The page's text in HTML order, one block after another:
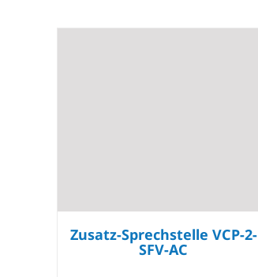
Zusatz-Sprechstelle VCP-2-
SFV-AC